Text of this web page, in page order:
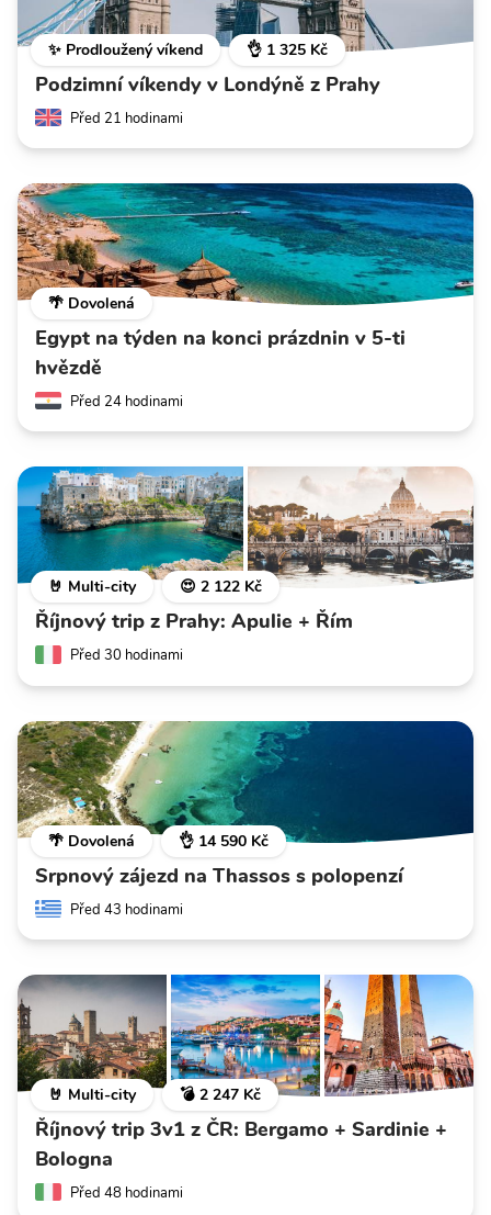
✨ Prodloužený víkend 👌 1 325 Kč
Podzimní víkendy v Londýně z Prahy
Před 21 hodinami
🌴 Dovolená
Egypt na týden na konci prázdnin v 5-ti
hvězdě
Před 24 hodinami
🤘 Multi-city 😍 2 122 Kč
Říjnový trip z Prahy: Apulie + Řím
Před 30 hodinami
🌴 Dovolená 👌 14 590 Kč
Srpnový zájezd na Thassos s polopenzí
Před 43 hodinami
🤘 Multi-city 💣 2 247 Kč
Říjnový trip 3v1 z ČR: Bergamo + Sardinie +
Bologna
Před 48 hodinami